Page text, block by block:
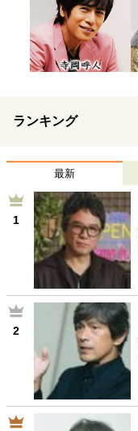
ランキング
最新
1
2